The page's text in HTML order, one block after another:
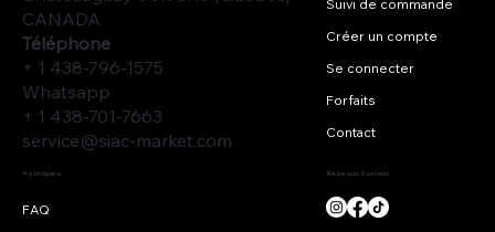
CANADA
Téléphone
+ 1 438-796-1575
Whatsapp
+ 1 438-701-7663
service@siac-market.com
Suivi de commande
Créer un compte
Se connecter
Forfaits
Contact
Politiques Réseaux Sociaux